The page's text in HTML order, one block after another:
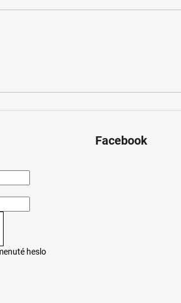
heslo
Facebook